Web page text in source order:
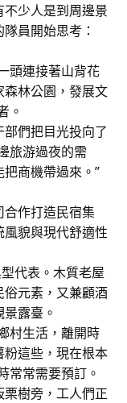
少人是到周邊景
員開始思考：
頭連接著山背花
林公園，發展文
。
們把目光投向了
旅游過夜的需
商機帶過來。”
作打造民宿集
貌與現代舒適性
代表。木質老屋
元素，又兼顧酒
露臺。
村生活，離開時
這些，現在根本
常常需要預訂。
樹旁，工人們正